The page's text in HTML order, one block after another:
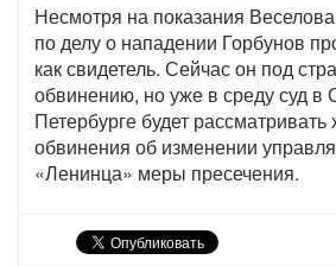
Несмотря на показания
по делу о нападении Горбунов
как свидетель. Сейчас он под
обвинению, но уже в среду суд в
Петербурге будет рассматривать
обвинения об изменении
«Ленинца» меры пресечения.